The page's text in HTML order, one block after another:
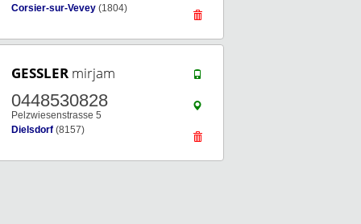
Corsier-sur-Vevey (1804)
GESSLER mirjam
0448530828
Pelzwiesenstrasse 5
Dielsdorf (8157)